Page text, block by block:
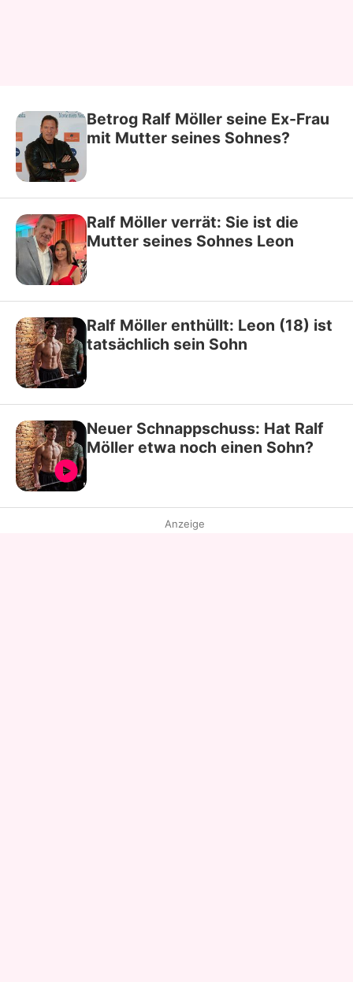
Betrog Ralf Möller seine Ex-Frau
mit Mutter seines Sohnes?
Ralf Möller verrät: Sie ist die
Mutter seines Sohnes Leon
Ralf Möller enthüllt: Leon (18) ist
tatsächlich sein Sohn
Neuer Schnappschuss: Hat Ralf
Möller etwa noch einen Sohn?
Anzeige